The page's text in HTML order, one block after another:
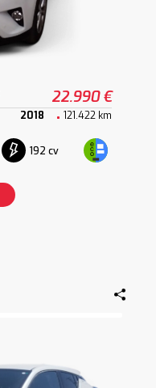
22.990 €
2018 121.422 km
192 cv